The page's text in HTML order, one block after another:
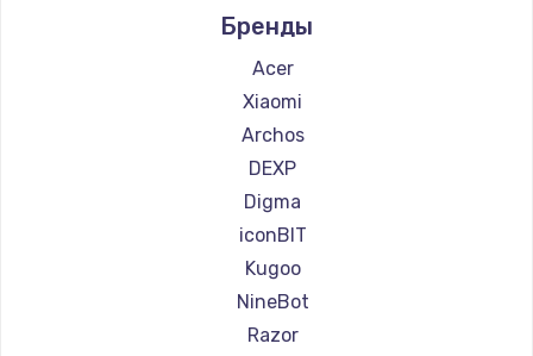
Ремонт самокатов Midway by Yamato
Ремонт самокатов Hunter
Ремонт самокатов Joyor
Ремонт самокатов Minimotors
Ремонт самокатов Bork
Ремонт самокатов Segway
Ремонт самокатов KIRIN
Бренды
Acer
Xiaomi
Archos
DEXP
Digma
iconBIT
Kugoo
NineBot
Razor